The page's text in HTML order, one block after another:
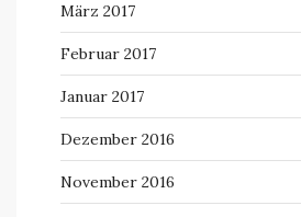
März 2017
Februar 2017
Januar 2017
Dezember 2016
November 2016